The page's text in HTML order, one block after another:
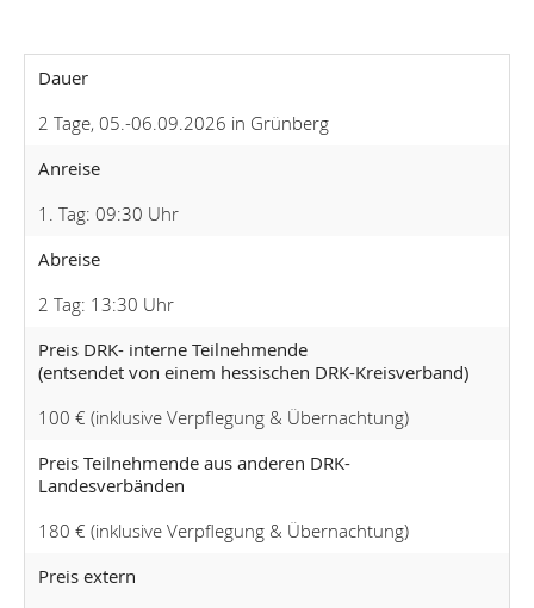
Dauer
2 Tage, 05.-06.09.2026 in Grünberg
Anreise
1. Tag: 09:30 Uhr
Abreise
2 Tag: 13:30 Uhr
Preis DRK- interne Teilnehmende
(entsendet von einem hessischen DRK-Kreisverband)
100 € (inklusive Verpflegung & Übernachtung)
Preis Teilnehmende aus anderen DRK-
Landesverbänden
180 € (inklusive Verpflegung & Übernachtung)
Preis extern